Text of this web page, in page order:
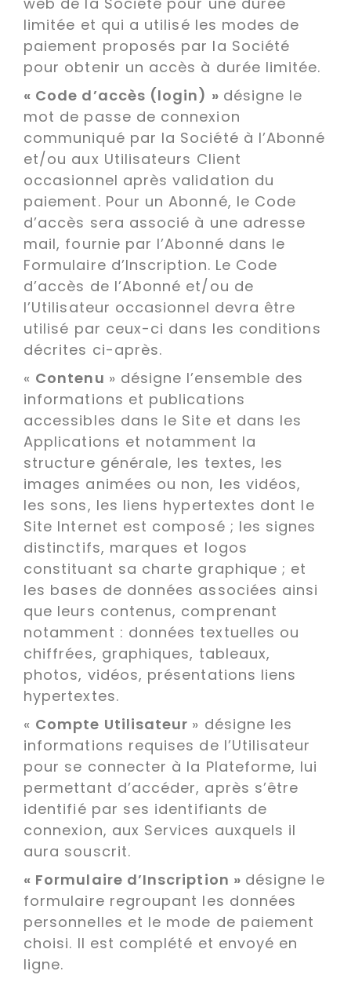
limitée et qui a utilisé les modes de
paiement proposés par la Société
pour obtenir un accès à durée limitée.
« Code d’accès (login) » désigne le
mot de passe de connexion
communiqué par la Société à l’Abonné
et/ou aux Utilisateurs Client
occasionnel après validation du
paiement. Pour un Abonné, le Code
d’accès sera associé à une adresse
mail, fournie par l’Abonné dans le
Formulaire d’Inscription. Le Code
d’accès de l’Abonné et/ou de
l’Utilisateur occasionnel devra être
utilisé par ceux-ci dans les conditions
décrites ci-après.
« Contenu » désigne l’ensemble des
informations et publications
accessibles dans le Site et dans les
Applications et notamment la
structure générale, les textes, les
images animées ou non, les vidéos,
les sons, les liens hypertextes dont le
Site Internet est composé ; les signes
distinctifs, marques et logos
constituant sa charte graphique ; et
les bases de données associées ainsi
que leurs contenus, comprenant
notamment : données textuelles ou
chiffrées, graphiques, tableaux,
photos, vidéos, présentations liens
hypertextes.
« Compte Utilisateur » désigne les
informations requises de l’Utilisateur
pour se connecter à la Plateforme, lui
permettant d’accéder, après s’être
identifié par ses identifiants de
connexion, aux Services auxquels il
aura souscrit.
« Formulaire d’Inscription » désigne le
formulaire regroupant les données
personnelles et le mode de paiement
choisi. Il est complété et envoyé en
ligne.